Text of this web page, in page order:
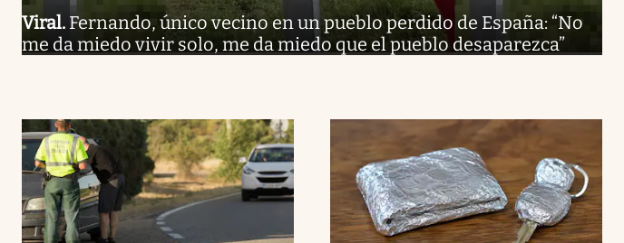
Viral. Fernando, único vecino en un pueblo perdido de España: “No
me da miedo vivir solo, me da miedo que el pueblo desaparezca”